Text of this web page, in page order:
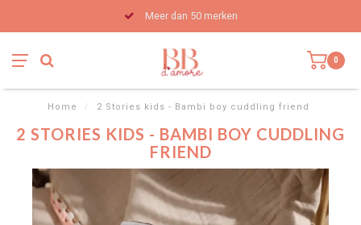
Meer dan 50 merken
0
Home / 2 Stories kids - Bambi boy cuddling friend
2 STORIES KIDS - BAMBI BOY CUDDLING
FRIEND